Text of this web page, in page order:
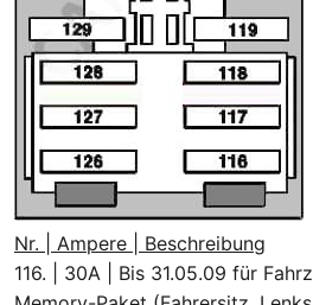
Nr. | Ampere | Beschreibung
116. | 30A | Bis 31.05.09 für